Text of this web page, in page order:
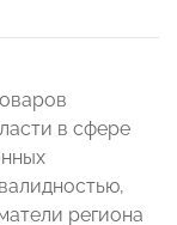
в сфере
региона